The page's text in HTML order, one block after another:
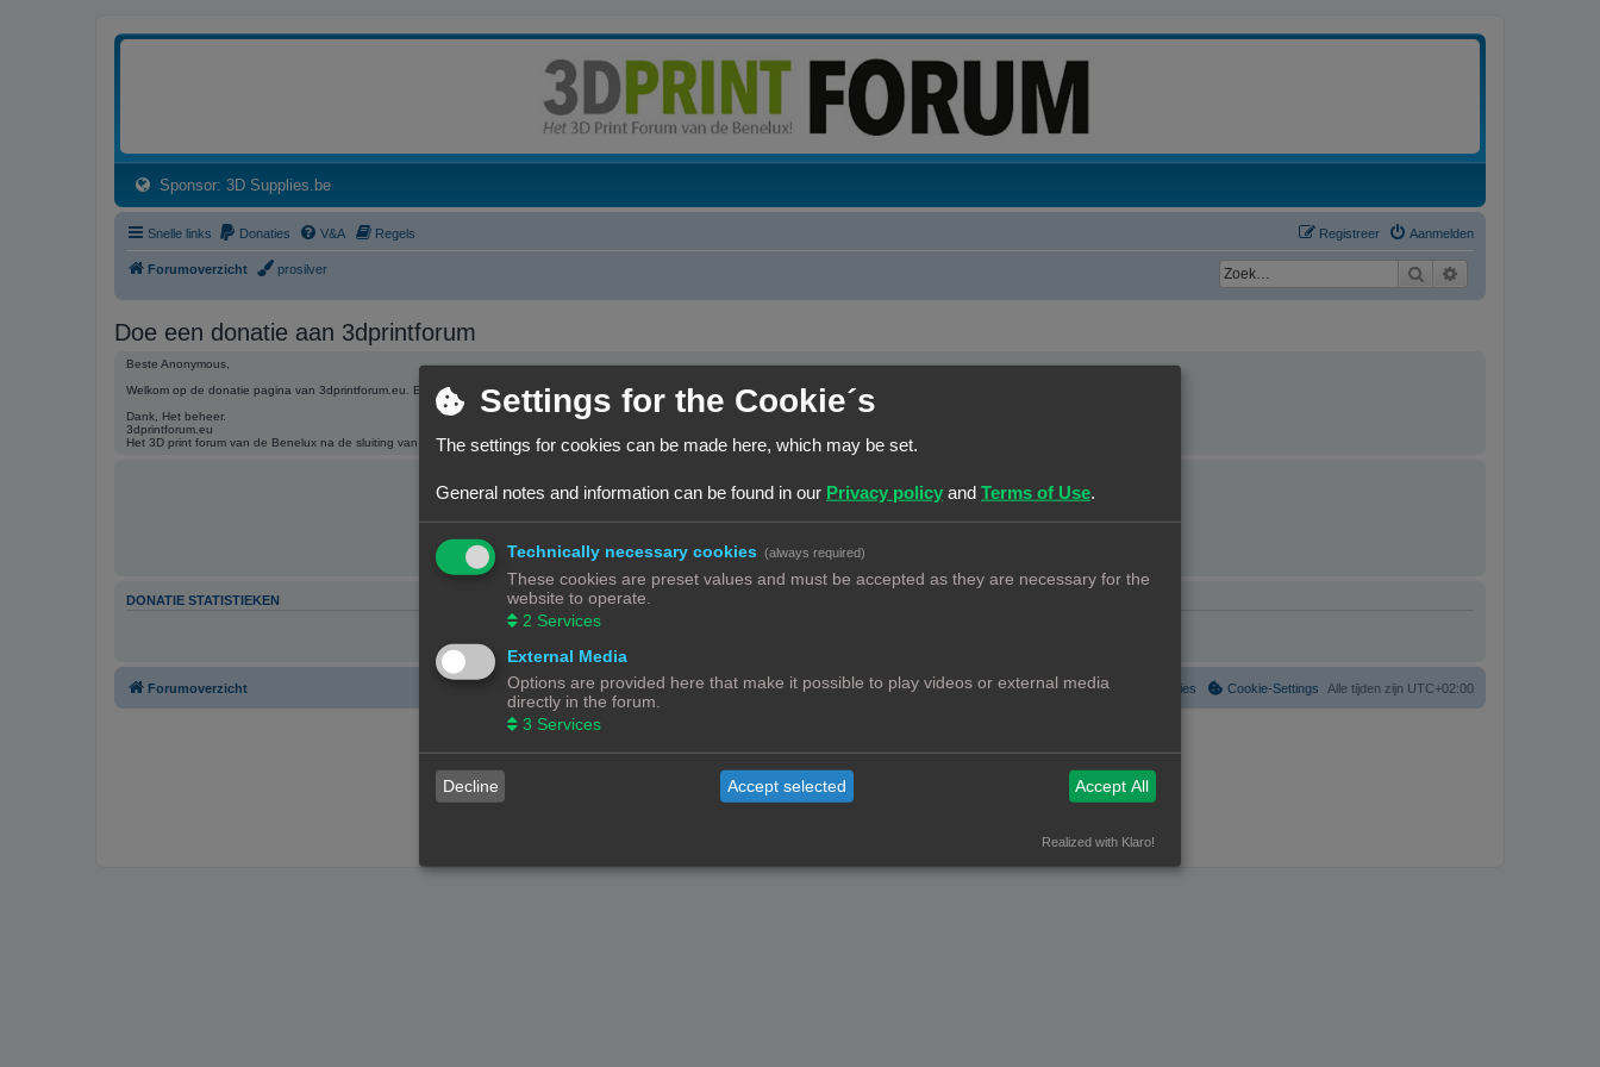
Sponsor: 3D Supplies.be(Opens a new tab)
Snelle links Donaties V&A Regels Aanmelden
Registreer
Forumoverzicht prosilver Zoek
Doe een donatie aan 3dprintforum
Beste Anonymous,
Welkom op de donatie pagina van 3dprintforum.eu. Een donatie helpt het voortbestaan van het forum te garanderen. Ieder bedrag hoe klein ook wordt ten zeerste gewaardeerd.
Dank, Het beheer.
3dprintforum.eu
Het 3D print forum van de Benelux na de sluiting van 3dprintforum.nl
DONATIE STATISTIEKEN
Forumoverzicht Alle tijden zijn UTC+02:00
Cookie-Settings
Verwijder cookies
Leden
Het team
Contact
phpBB® Forum Software © phpBB Limited
Nederlandse vertaling doorphpBB.nl
Settings for the Cookie´s
The settings for cookies can be made here, which may be set.
General notes and information can be found in our Privacy policy and Terms of Use.
Technically necessary cookies (always required)
These cookies are preset values and must be accepted as they are necessary for the
website to operate.
2 Services
External Media
Options are provided here that make it possible to play videos or external media
directly in the forum.
3 Services
Decline Accept selected Accept All
Realized with Klaro!